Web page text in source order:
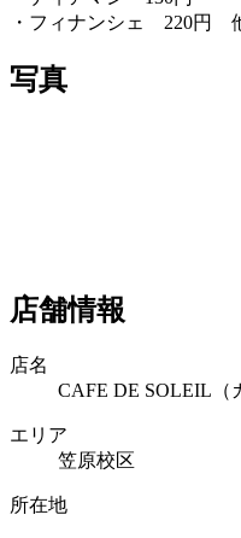
・フィナンシェ 220円
写真
店舗情報
店名
CAFE DE SOLEIL（
エリア
笠原校区
所在地